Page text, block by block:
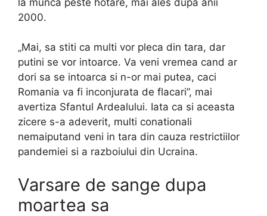
2000.
„Mai, sa stiti ca multi vor pleca din tara, dar
putini se vor intoarce. Va veni vremea cand ar
dori sa se intoarca si n-or mai putea, caci
Romania va fi inconjurata de flacari”, mai
avertiza Sfantul Ardealului. Iata ca si aceasta
zicere s-a adeverit, multi conationali
nemaiputand veni in tara din cauza restrictiilor
pandemiei si a razboiului din Ucraina.
Varsare de sange dupa
moartea sa